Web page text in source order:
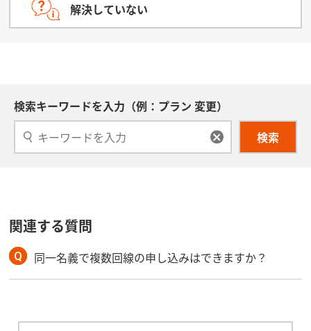
解決していない
検索キーワードを入力（例：プラン 変更）
検索
関連する質問
同一名義で複数回線の申し込みはできますか？